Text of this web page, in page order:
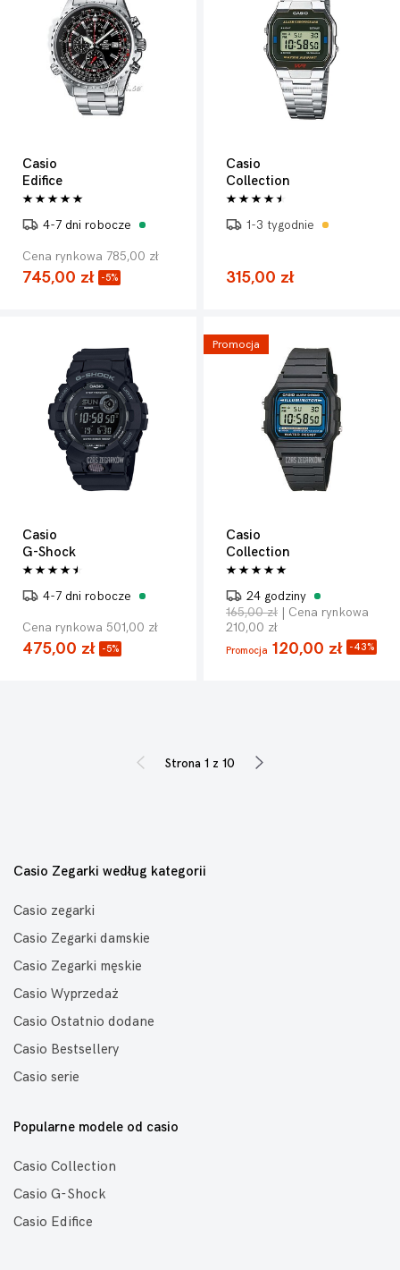
Casio
Edifice
4-7 dni robocze
Cena rynkowa 785,00 zł
745,00 zł -5%
Casio
Collection
1-3 tygodnie
315,00 zł
Casio
G-Shock
4-7 dni robocze
Cena rynkowa 501,00 zł
475,00 zł -5%
Promocja
Casio
Collection
24 godziny
165,00 zł | Cena rynkowa
210,00 zł
Promocja 120,00 zł -43%
Strona 1 z 10
Casio Zegarki według kategorii
Casio zegarki
Casio Zegarki damskie
Casio Zegarki męskie
Casio Wyprzedaż
Casio Ostatnio dodane
Casio Bestsellery
Casio serie
Popularne modele od casio
Casio Collection
Casio G-Shock
Casio Edifice